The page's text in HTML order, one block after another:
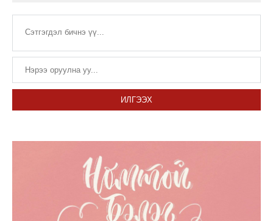
ИЛГЭЭХ